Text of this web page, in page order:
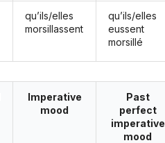
qu’ils/elles
morsillassent
qu’ils/elles
eussent
morsillé
Imperative
mood
Past
perfect
imperative
mood